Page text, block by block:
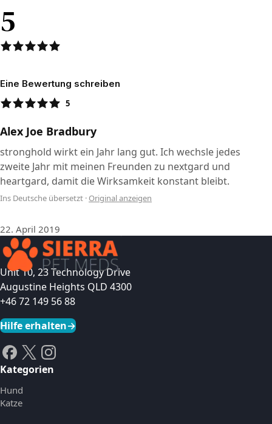
5
Eine Bewertung schreiben
5
Alex Joe Bradbury
stronghold wirkt ein Jahr lang gut. Ich wechsle jedes
zweite Jahr mit meinen Freunden zu nextgard und
heartgard, damit die Wirksamkeit konstant bleibt.
Ins Deutsche übersetzt · Original anzeigen
22. April 2019
Unit 10, 23 Technology Drive
Augustine Heights QLD 4300
+46 72 149 56 88
Hilfe erhalten→
Kategorien
Hund
Katze